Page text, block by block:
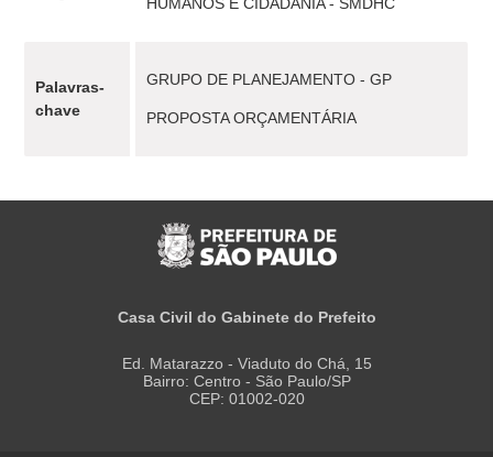
Palavras-
chave
GRUPO DE PLANEJAMENTO - GP
PROPOSTA ORÇAMENTÁRIA
Casa Civil do Gabinete do Prefeito
Ed. Matarazzo - Viaduto do Chá, 15
Bairro: Centro - São Paulo/SP
CEP: 01002-020